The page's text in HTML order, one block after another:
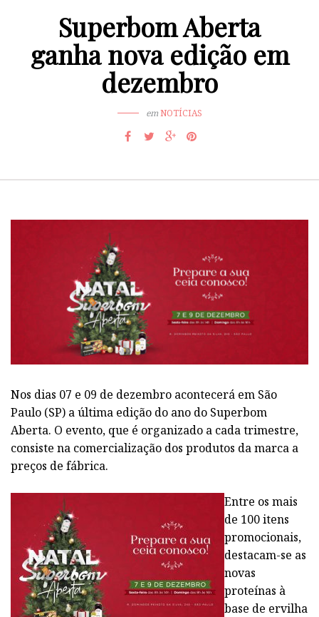
Superbom Aberta
ganha nova edição em
dezembro
emNOTÍCIAS
Nos dias 07 e 09 de dezembro acontecerá em São
Paulo (SP) a última edição do ano do Superbom
Aberta. O evento, que é organizado a cada trimestre,
consiste na comercialização dos produtos da marca a
preços de fábrica.
Entre os mais
de 100 itens
promocionais,
destacam-se as
novas
proteínas à
base de ervilha